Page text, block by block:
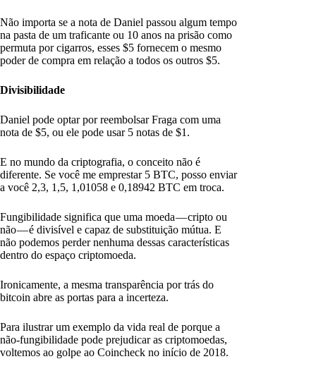
Não importa se a nota de Daniel passou algum tempo
na pasta de um traficante ou 10 anos na prisão como
permuta por cigarros, esses $5 fornecem o mesmo
poder de compra em relação a todos os outros $5.
Divisibilidade
Daniel pode optar por reembolsar Fraga com uma
nota de $5, ou ele pode usar 5 notas de $1.
E no mundo da criptografia, o conceito não é
diferente. Se você me emprestar 5 BTC, posso enviar
a você 2,3, 1,5, 1,01058 e 0,18942 BTC em troca.
Fungibilidade significa que uma moeda — cripto ou
não — é divisível e capaz de substituição mútua. E
não podemos perder nenhuma dessas características
dentro do espaço criptomoeda.
Ironicamente, a mesma transparência por trás do
bitcoin abre as portas para a incerteza.
Para ilustrar um exemplo da vida real de porque a
não-fungibilidade pode prejudicar as criptomoedas,
voltemos ao golpe ao Coincheck no início de 2018.